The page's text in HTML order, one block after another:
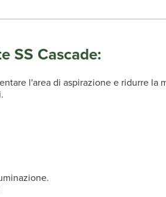
SS Cascade:
l'area di aspirazione e ridurre la